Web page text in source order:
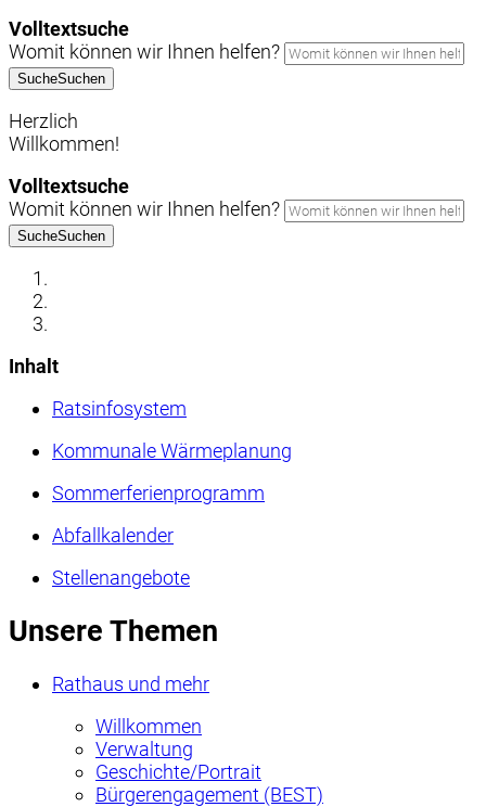
Volltextsuche
Womit können wir Ihnen helfen?
SucheSuchen
Herzlich
Willkommen!
Volltextsuche
Womit können wir Ihnen helfen?
SucheSuchen
Inhalt
Ratsinfosystem
Kommunale Wärmeplanung
Sommerferienprogramm
Abfallkalender
Stellenangebote
Unsere Themen
Rathaus und mehr
Willkommen
Verwaltung
Geschichte/Portrait
Bürgerengagement (BEST)